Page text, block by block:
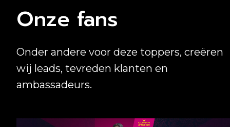
Onze fans
Onder andere voor deze toppers, creëren
wij leads, tevreden klanten en
ambassadeurs.